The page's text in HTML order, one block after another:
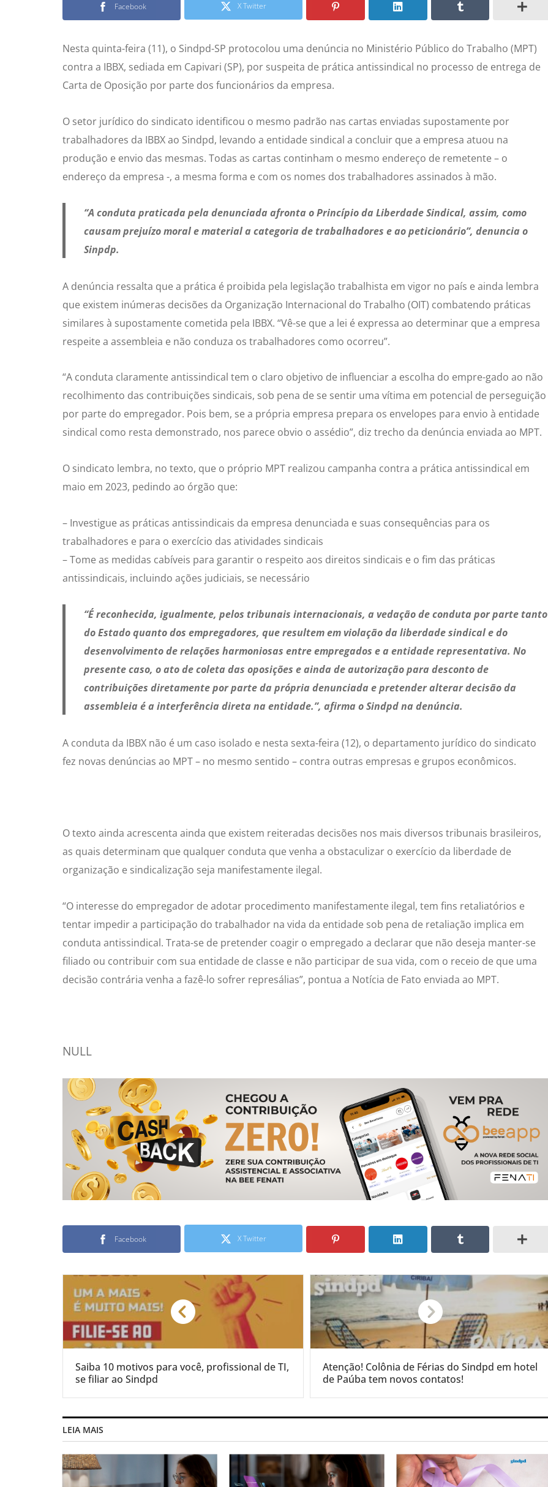
Facebook X Twitter
Nesta quinta-feira (11), o Sindpd-SP protocolou uma denúncia no Ministério Público do Trabalho (MPT)
contra a IBBX, sediada em Capivari (SP), por suspeita de prática antissindical no processo de entrega de
Carta de Oposição por parte dos funcionários da empresa.
O setor jurídico do sindicato identificou o mesmo padrão nas cartas enviadas supostamente por
trabalhadores da IBBX ao Sindpd, levando a entidade sindical a concluir que a empresa atuou na
produção e envio das mesmas. Todas as cartas continham o mesmo endereço de remetente – o
endereço da empresa -, a mesma forma e com os nomes dos trabalhadores assinados à mão.
“A conduta praticada pela denunciada afronta o Princípio da Liberdade Sindical, assim, como
causam prejuízo moral e material a categoria de trabalhadores e ao peticionário”, denuncia o
Sinpdp.
A denúncia ressalta que a prática é proibida pela legislação trabalhista em vigor no país e ainda lembra
que existem inúmeras decisões da Organização Internacional do Trabalho (OIT) combatendo práticas
similares à supostamente cometida pela IBBX. “Vê-se que a lei é expressa ao determinar que a empresa
respeite a assembleia e não conduza os trabalhadores como ocorreu”.
“A conduta claramente antissindical tem o claro objetivo de influenciar a escolha do empre-gado ao não
recolhimento das contribuições sindicais, sob pena de se sentir uma vítima em potencial de perseguição
por parte do empregador. Pois bem, se a própria empresa prepara os envelopes para envio à entidade
sindical como resta demonstrado, nos parece obvio o assédio”, diz trecho da denúncia enviada ao MPT.
O sindicato lembra, no texto, que o próprio MPT realizou campanha contra a prática antissindical em
maio em 2023, pedindo ao órgão que:
– Investigue as práticas antissindicais da empresa denunciada e suas consequências para os
trabalhadores e para o exercício das atividades sindicais
– Tome as medidas cabíveis para garantir o respeito aos direitos sindicais e o fim das práticas
antissindicais, incluindo ações judiciais, se necessário
“É reconhecida, igualmente, pelos tribunais internacionais, a vedação de conduta por parte tanto
do Estado quanto dos empregadores, que resultem em violação da liberdade sindical e do
desenvolvimento de relações harmoniosas entre empregados e a entidade representativa. No
presente caso, o ato de coleta das oposições e ainda de autorização para desconto de
contribuições diretamente por parte da própria denunciada e pretender alterar decisão da
assembleia é a interferência direta na entidade.”, afirma o Sindpd na denúncia.
A conduta da IBBX não é um caso isolado e nesta sexta-feira (12), o departamento jurídico do sindicato
fez novas denúncias ao MPT – no mesmo sentido – contra outras empresas e grupos econômicos.
O texto ainda acrescenta ainda que existem reiteradas decisões nos mais diversos tribunais brasileiros,
as quais determinam que qualquer conduta que venha a obstaculizar o exercício da liberdade de
organização e sindicalização seja manifestamente ilegal.
“O interesse do empregador de adotar procedimento manifestamente ilegal, tem fins retaliatórios e
tentar impedir a participação do trabalhador na vida da entidade sob pena de retaliação implica em
conduta antissindical. Trata-se de pretender coagir o empregado a declarar que não deseja manter-se
filiado ou contribuir com sua entidade de classe e não participar de sua vida, com o receio de que uma
decisão contrária venha a fazê-lo sofrer represálias”, pontua a Notícia de Fato enviada ao MPT.
NULL
Facebook X Twitter
Saiba 10 motivos para você, profissional de TI,
se filiar ao Sindpd
Atenção! Colônia de Férias do Sindpd em hotel
de Paúba tem novos contatos!
LEIA MAIS